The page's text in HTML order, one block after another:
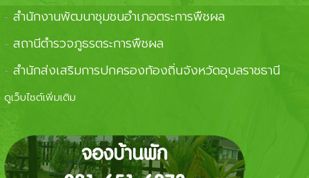
- สำนักงานพัฒนาชุมชนอำเภอตระการพืชผล
- สถานีตำรวจภูธรตระการพืชผล
- สำนักส่งเสริมการปกครองท้องถิ่นจังหวัดอุบลราชธานี
ดูเว็บไซต์เพิ่มเติม